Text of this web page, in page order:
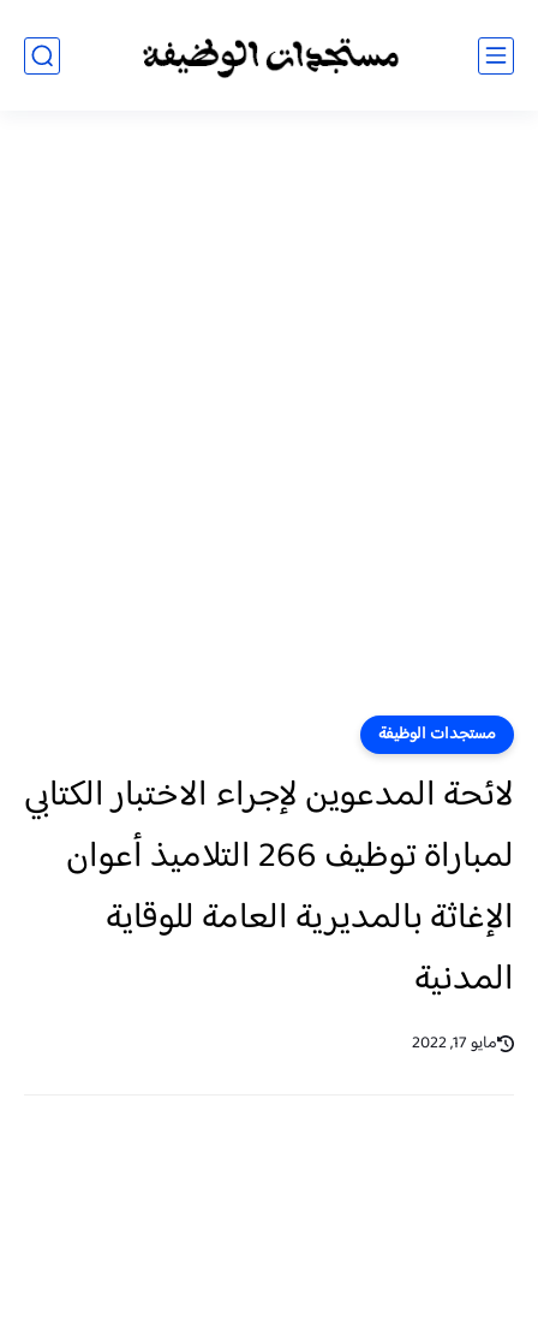
مستجدات الوظيفة
لائحة المدعوين لإجراء الاختبار الكتابي
لمباراة توظيف 266 التلاميذ أعوان
الإغاثة بالمديرية العامة للوقاية
المدنية
مايو 17, 2022